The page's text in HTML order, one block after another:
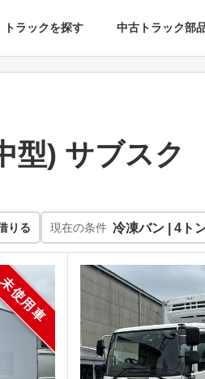
トラックを探す 中古トラック部
型) サブスク
りる 現在の条件 冷凍バン | 4ト
使用車